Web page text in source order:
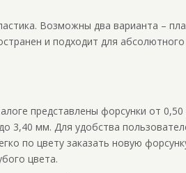
Возможны два варианта –
и подходит для
представлены форсунки от
3,40 мм. Для удобства
по цвету заказать новую
цвета.